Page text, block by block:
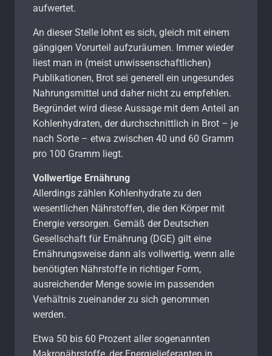
aufwertet.
An dieser Stelle lohnt es sich, gleich mit einem
gängigen Vorurteil aufzuräumen. Immer wieder
liest man in (meist unwissenschaftlichen)
Publikationen, Brot sei generell ein ungesundes
Nahrungsmittel und daher nicht zu empfehlen.
Begründet wird diese Aussage mit dem Anteil an
Kohlenhydraten, der durchschnittlich in Brot – je
nach Sorte – etwa zwischen 40 und 60 Gramm
pro 100 Gramm liegt.
Vollwertige Ernährung
Allerdings zählen Kohlenhydrate zu den
wesentlichen Nährstoffen, die den Körper mit
Energie versorgen. Gemäß der Deutschen
Gesellschaft für Ernährung (DGE) gilt eine
Ernährungsweise dann als vollwertig, wenn alle
benötigten Nährstoffe in richtiger Form,
ausreichender Menge sowie im passenden
Verhältnis zueinander zu sich genommen
werden.
Etwa 50 bis 60 Prozent aller sogenannten